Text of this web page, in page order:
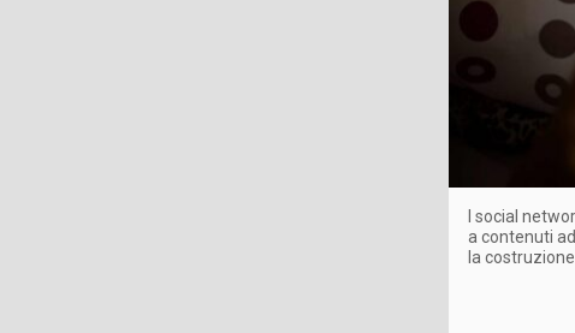
I social
a contenuti
la